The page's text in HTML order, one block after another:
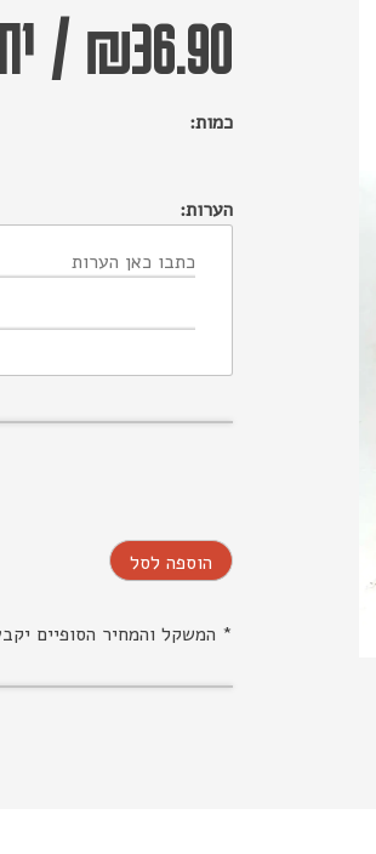
₪36.90
/
כמות:
הערות:
הוספה לסל
* המשקל והמחיר הסופיים